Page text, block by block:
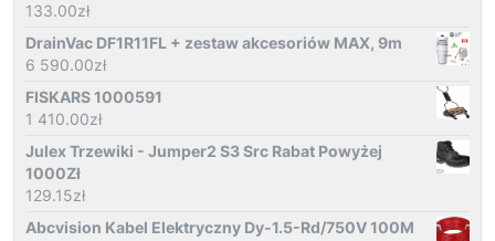
133.00zł
DrainVac DF1R11FL + zestaw akcesoriów MAX, 9m
6 590.00zł
FISKARS 1000591
1 410.00zł
Julex Trzewiki - Jumper2 S3 Src Rabat Powyżej
1000Zł
129.15zł
Abcvision Kabel Elektryczny Dy-1.5-Rd/750V 100M